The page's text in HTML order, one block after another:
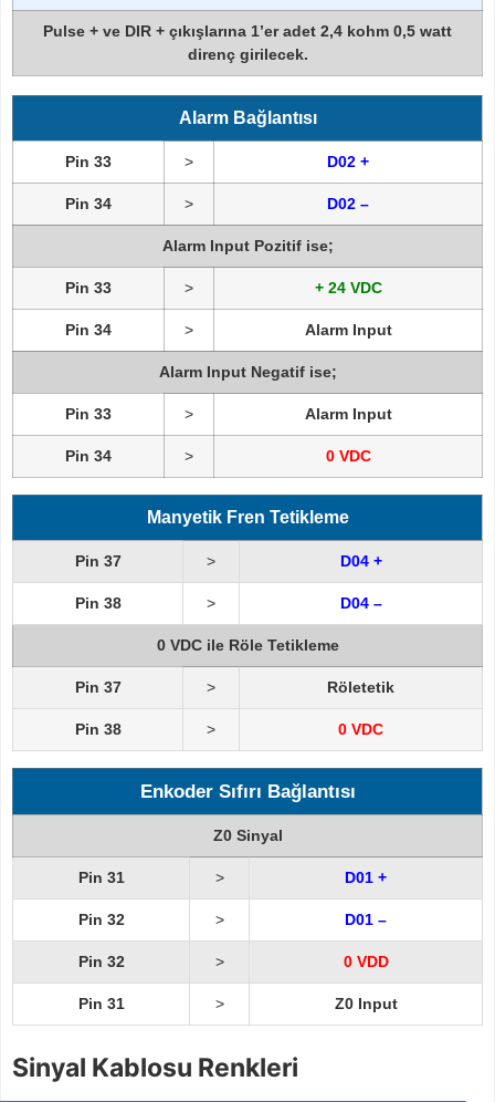
Pulse + ve DIR + çıkışlarına 1’er adet 2,4 kohm 0,5 watt
direnç girilecek.
Alarm Bağlantısı
Pin 33 > D02 +
Pin 34 > D02 –
Alarm Input Pozitif ise;
Pin 33 > + 24 VDC
Pin 34 > Alarm Input
Alarm Input Negatif ise;
Pin 33 > Alarm Input
Pin 34 > 0 VDC
Manyetik Fren Tetikleme
Pin 37 > D04 +
Pin 38 > D04 –
0 VDC ile Röle Tetikleme
Pin 37 > Röletetik
Pin 38 > 0 VDC
Enkoder Sıfırı Bağlantısı
Z0 Sinyal
Pin 31 > D01 +
Pin 32 > D01 –
Pin 32 > 0 VDD
Pin 31 > Z0 Input
Sinyal Kablosu Renkleri